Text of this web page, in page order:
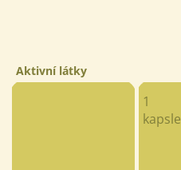
Aktivní látky
1
kapsle